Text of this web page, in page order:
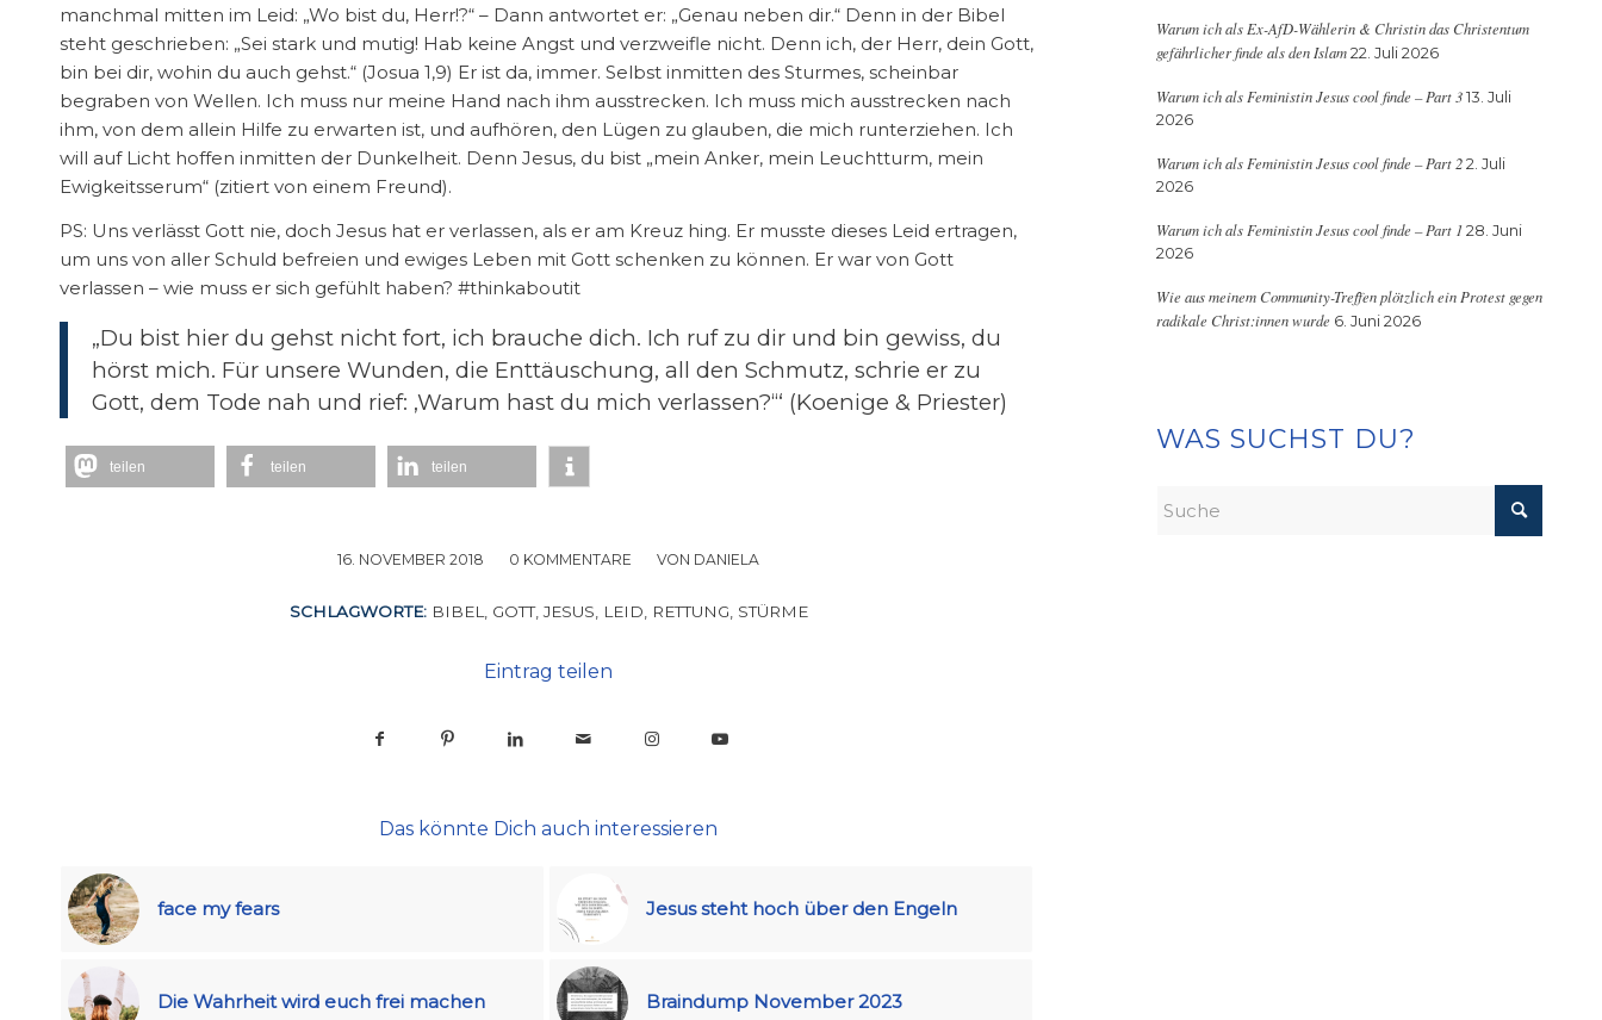
manchmal mitten im Leid: „Wo bist du, Herr!?“ – Dann antwortet er: „Genau neben dir.“ Denn in der Bibel
steht geschrieben: „Sei stark und mutig! Hab keine Angst und verzweifle nicht. Denn ich, der Herr, dein Gott,
bin bei dir, wohin du auch gehst.“ (Josua 1,9) Er ist da, immer. Selbst inmitten des Sturmes, scheinbar
begraben von Wellen. Ich muss nur meine Hand nach ihm ausstrecken. Ich muss mich ausstrecken nach
ihm, von dem allein Hilfe zu erwarten ist, und aufhören, den Lügen zu glauben, die mich runterziehen. Ich
will auf Licht hoffen inmitten der Dunkelheit. Denn Jesus, du bist „mein Anker, mein Leuchtturm, mein
Ewigkeitsserum“ (zitiert von einem Freund).
PS: Uns verlässt Gott nie, doch Jesus hat er verlassen, als er am Kreuz hing. Er musste dieses Leid ertragen,
um uns von aller Schuld befreien und ewiges Leben mit Gott schenken zu können. Er war von Gott
verlassen – wie muss er sich gefühlt haben? #thinkaboutit
„Du bist hier du gehst nicht fort, ich brauche dich. Ich ruf zu dir und bin gewiss, du
hörst mich. Für unsere Wunden, die Enttäuschung, all den Schmutz, schrie er zu
Gott, dem Tode nah und rief: ‚Warum hast du mich verlassen?‘“ (Koenige & Priester)
teilen teilen teilen
16. NOVEMBER 2018
/ 0 KOMMENTARE
/ VON DANIELA
SCHLAGWORTE: BIBEL, GOTT,JESUS, LEID, RETTUNG, STÜRME
Eintrag teilen
Das könnte Dich auch interessieren
face my fears Jesus steht hoch über den Engeln
Die Wahrheit wird euch frei machen Braindump November 2023
Warum ich als Ex-AfD-Wählerin & Christin das Christentum
gefährlicher finde als den Islam 22. Juli 2026
Warum ich als Feministin Jesus cool finde – Part 3 13. Juli
2026
Warum ich als Feministin Jesus cool finde – Part 2 2. Juli
2026
Warum ich als Feministin Jesus cool finde – Part 1 28. Juni
2026
Wie aus meinem Community-Treffen plötzlich ein Protest gegen
radikale Christ:innen wurde 6. Juni 2026
WAS SUCHST DU?